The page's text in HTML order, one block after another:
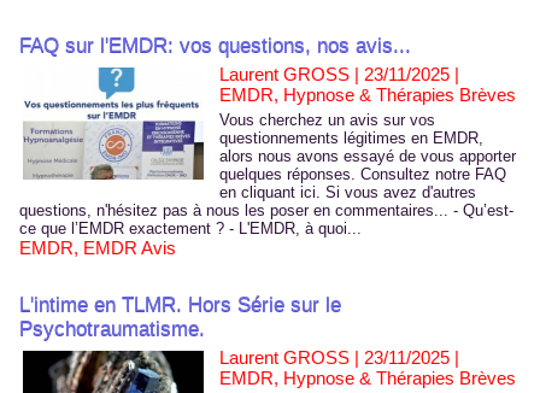
FAQ sur l'EMDR: vos questions, nos avis...
Laurent GROSS | 23/11/2025 |
EMDR, Hypnose & Thérapies Brèves
Vous cherchez un avis sur vos
questionnements légitimes en EMDR,
alors nous avons essayé de vous apporter
quelques réponses. Consultez notre FAQ
en cliquant ici. Si vous avez d'autres
questions, n'hésitez pas à nous les poser en commentaires... - Qu’est-
ce que l’EMDR exactement ? - L'EMDR, à quoi...
EMDR, EMDR Avis
L'intime en TLMR. Hors Série sur le
Psychotraumatisme.
Laurent GROSS | 23/11/2025 |
EMDR, Hypnose & Thérapies Brèves